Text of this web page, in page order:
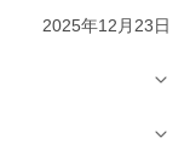
2025年12月23日